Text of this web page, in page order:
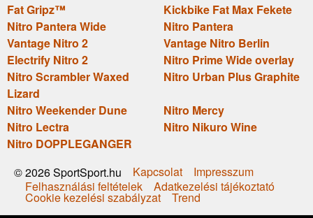
Fat Gripz™
Kickbike Fat Max Fekete
Nitro Pantera Wide
Nitro Pantera
Vantage Nitro 2
Vantage Nitro Berlin
Electrify Nitro 2
Nitro Prime Wide overlay
Nitro Scrambler Waxed
Lizard
Nitro Urban Plus Graphite
Nitro Weekender Dune
Nitro Mercy
Nitro Lectra
Nitro Nikuro Wine
Nitro DOPPLEGANGER
© 2026 SportSport.hu
Kapcsolat
Impresszum
Felhasználási feltételek
Adatkezelési tájékoztató
Cookie kezelési szabályzat Trend